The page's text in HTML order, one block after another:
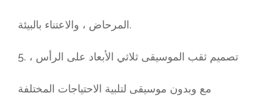
المرحاض ، والاعتناء بالبيئة.
5. تصميم ثقب الموسيقى ثلاثي الأبعاد على الرأس ،
مع وبدون موسيقى لتلبية الاحتياجات المختلفة